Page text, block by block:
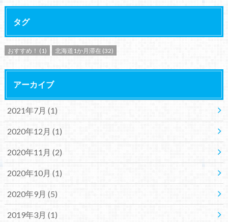
タグ
おすすめ！ (1) 北海道1か月滞在 (32)
アーカイブ
2021年7月 (1)
2020年12月 (1)
2020年11月 (2)
2020年10月 (1)
2020年9月 (5)
2019年3月 (1)